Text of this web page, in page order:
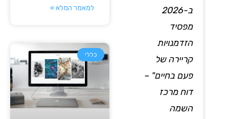
ב-2026
מפסיד
הזדמנויות
קריירה של
פעם בחיים" –
דוח מרכז
השמה
למאמר המלא »
כללי